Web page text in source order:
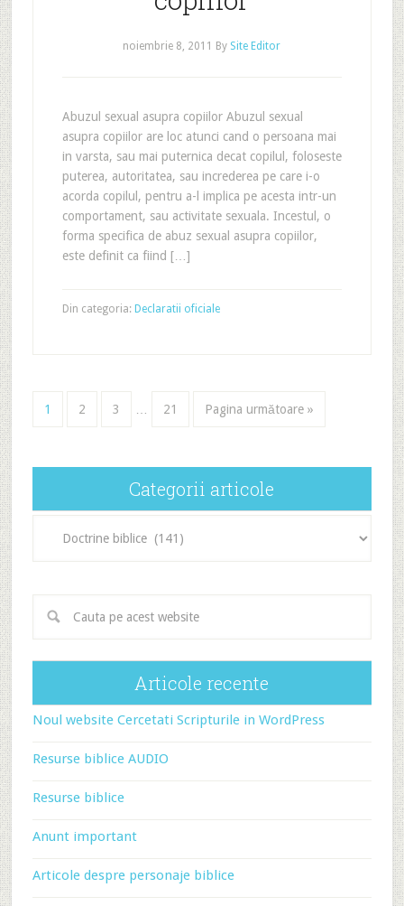
noiembrie 8, 2011 By Site Editor
Abuzul sexual asupra copiilor Abuzul sexual
asupra copiilor are loc atunci cand o persoana mai
in varsta, sau mai puternica decat copilul, foloseste
puterea, autoritatea, sau increderea pe care i-o
acorda copilul, pentru a-l implica pe acesta intr-un
comportament, sau activitate sexuala. Incestul, o
forma specifica de abuz sexual asupra copiilor,
este definit ca fiind […]
Din categoria: Declaratii oficiale
1 2 3 21 Pagina următoare »
Categorii articole
articole
Articole recente
Noul website Cercetati Scripturile in WordPress
Resurse biblice AUDIO
Resurse biblice
Anunt important
Articole despre personaje biblice